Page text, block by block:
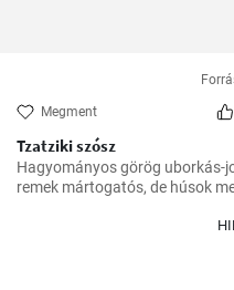
Megment
Tzatziki szósz
Hagyományos görög uborkás-
remek mártogatós, de húsok